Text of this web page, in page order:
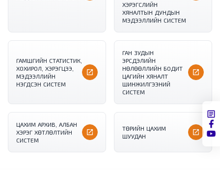
ХЭРЭГСЛИЙН
ХЯНАЛТЫН ДУНДЫН
МЭДЭЭЛЛИЙН СИСТЕМ
ГАМШГИЙН СТАТИСТИК,
ХОХИРОЛ, ХЭРЭГЦЭЭ,
МЭДЭЭЛЛИЙН
НЭГДСЭН СИСТЕМ
picture_as_pdf
ГАН ЗУДЫН
ЭРСДЭЛИЙН
НӨЛӨӨЛЛИЙН БОДИТ
ЦАГИЙН ХЯНАЛТ
ШИНЖИЛГЭЭНИЙ
СИСТЕМ
picture_as_pdf
ЦАХИМ АРХИВ, АЛБАН
ХЭРЭГ ХӨТЛӨЛТИЙН
СИСТЕМ
picture_as_pdf
ТӨРИЙН ЦАХИМ
ШУУДАН
picture_as_pdf